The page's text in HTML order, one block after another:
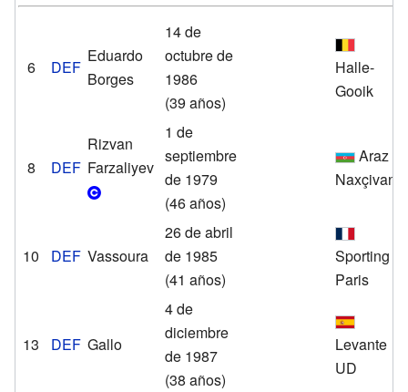
6 DEF
Eduardo
Borges
14 de
octubre de
1986
(39 años)
Halle-
Gooik
8 DEF
Rizvan
Farzaliyev
1 de
septiembre
de 1979
(46 años)
Araz
Naxçivan
10 DEF Vassoura
26 de abril
de 1985
(41 años)
Sporting
Paris
13 DEF Gallo
4 de
diciembre
de 1987
(38 años)
Levante
UD